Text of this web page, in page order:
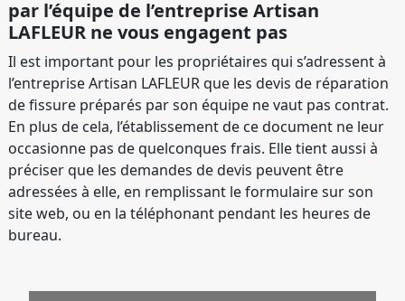
par l’équipe de l’entreprise Artisan
LAFLEUR ne vous engagent pas
Il est important pour les propriétaires qui s’adressent à
l’entreprise Artisan LAFLEUR que les devis de réparation
de fissure préparés par son équipe ne vaut pas contrat.
En plus de cela, l’établissement de ce document ne leur
occasionne pas de quelconques frais. Elle tient aussi à
préciser que les demandes de devis peuvent être
adressées à elle, en remplissant le formulaire sur son
site web, ou en la téléphonant pendant les heures de
bureau.